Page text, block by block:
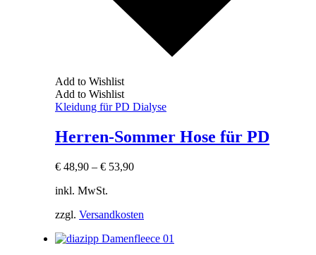
Add to Wishlist
Add to Wishlist
Kleidung für PD Dialyse
Herren-Sommer Hose für PD
€ 48,90 – € 53,90
inkl. MwSt.
zzgl. Versandkosten